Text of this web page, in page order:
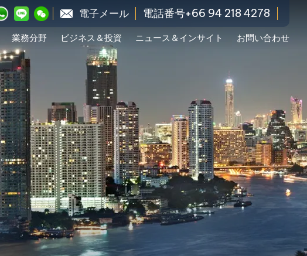
電子メール 電話番号+66 94 218 4278
業務分野 ビジネス＆投資 ニュース＆インサイト お問い合わせ